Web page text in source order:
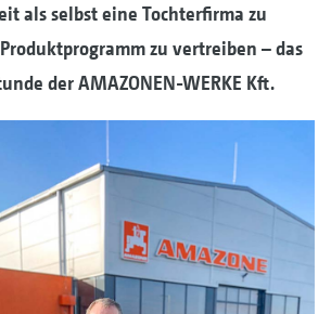
als selbst eine Tochterfirma zu
zu vertreiben – das
der AMAZONEN-WERKE Kft.